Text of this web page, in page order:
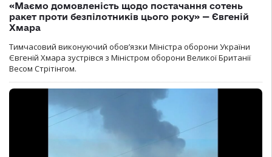
«Маємо домовленість щодо постачання сотень
ракет проти безпілотників цього року» — Євгеній
Хмара
Тимчасовий виконуючий обов’язки Міністра оборони України
Євгеній Хмара зустрівся з Міністром оборони Великої Британії
Весом Стрітінгом.